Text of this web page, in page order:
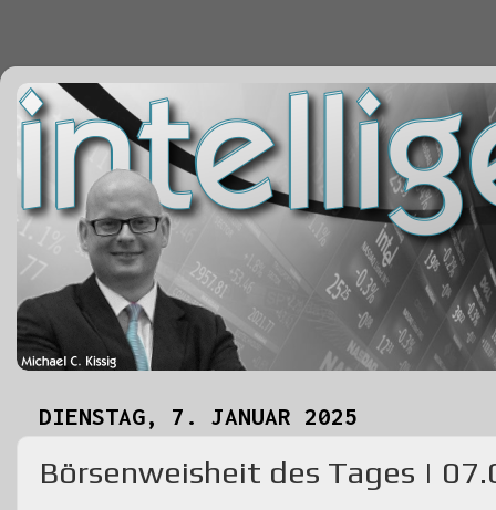
DIENSTAG, 7. JANUAR 2025
Börsenweisheit des Tages |